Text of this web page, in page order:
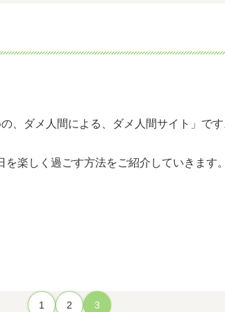
、ダメ人間による、ダメ人間サイト」で
を楽しく過ごす方法をご紹介していきます
1 2 3